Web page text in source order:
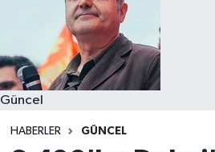
Güncel
HABERLER GÜNCEL
Ekonomi
Eğitim
Sağlık
Magazin
Süper Lig Puan Durumu ve
Tüm Manşetler
Son Dakika Haberleri
Haber Arşivi